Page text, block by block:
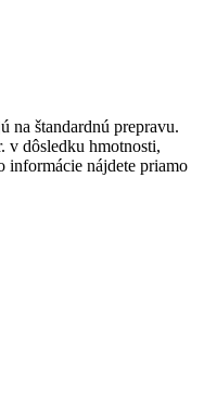
na štandardnú prepravu.
v dôsledku hmotnosti,
nájdete priamo